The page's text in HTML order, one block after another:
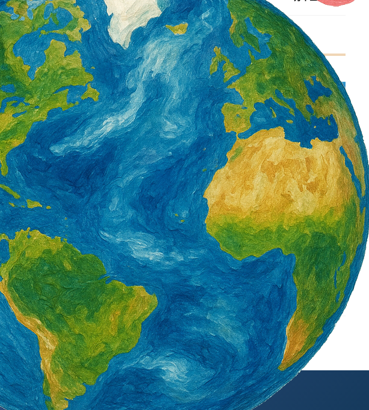
助攻職涯升級 北分署產投下半年開辦900
班次
3 天 AGO
營造類移工6月底突破3萬5千人 年增1千8
百人 一般營造增加最多
3 天 AGO